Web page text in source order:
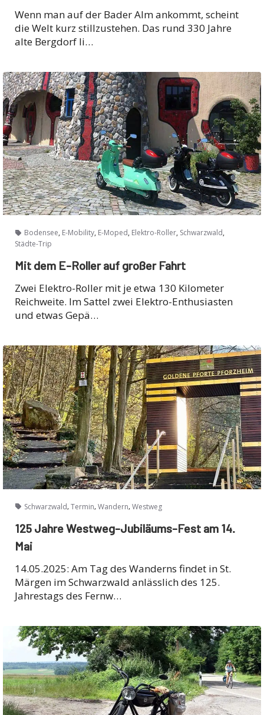
Wenn man auf der Bader Alm ankommt, scheint
die Welt kurz stillzustehen. Das rund 330 Jahre
alte Bergdorf li…
Bodensee, E-Mobility, E-Moped, Elektro-Roller, Schwarzwald,
Städte-Trip
Mit dem E-Roller auf großer Fahrt
Zwei Elektro-Roller mit je etwa 130 Kilometer
Reichweite. Im Sattel zwei Elektro-Enthusiasten
und etwas Gepä…
Schwarzwald, Termin, Wandern, Westweg
125 Jahre Westweg-Jubiläums-Fest am 14.
Mai
14.05.2025: Am Tag des Wanderns findet in St.
Märgen im Schwarzwald anlässlich des 125.
Jahrestags des Fernw…